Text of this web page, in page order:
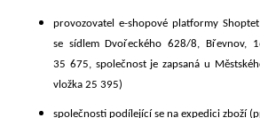
provozovatel e-shopové platformy Shoptet
se sídlem Dvořeckého 628/8, Břevnov,
35 675, společnost je zapsaná u
vložka 25 395)
společnosti podílející se na expedici zboží (